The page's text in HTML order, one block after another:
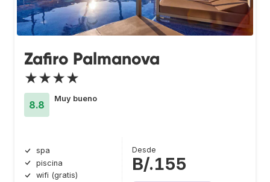
Zafiro Palmanova
★★★★
8.8
Muy bueno
spa
piscina
wifi (gratis)
Desde
B/.155